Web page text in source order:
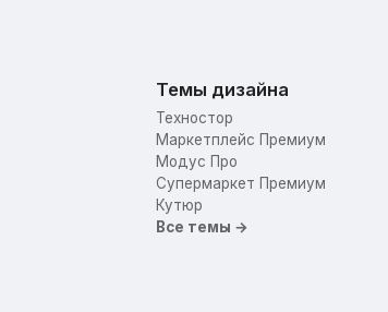
Темы дизайна
Техностор
Маркетплейс Премиум
Модус Про
Супермаркет Премиум
Кутюр
Все темы →